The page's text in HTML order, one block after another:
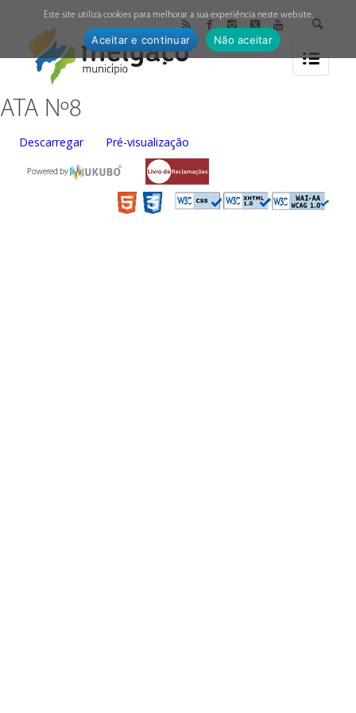
ATA Nº8
Descarregar Pré-visualização
Powered by
Este site utiliza cookies para melhorar a sua experiência neste website.
Aceitar e continuar Não aceitar